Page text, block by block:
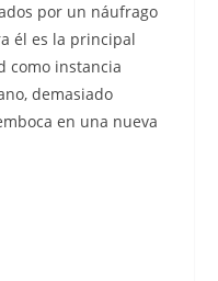
por un náufrago
él es la principal
como instancia
demasiado
en una nueva